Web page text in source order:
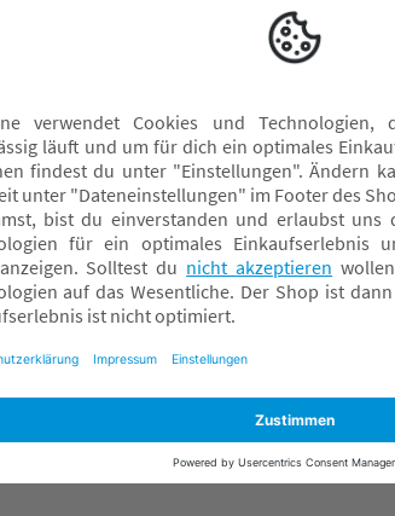
an der Brenz, Germany, Email: info@steiff.com
an der Brenz, Germany, Email: info@steiff.com
Schmusetücher
Wassermatten